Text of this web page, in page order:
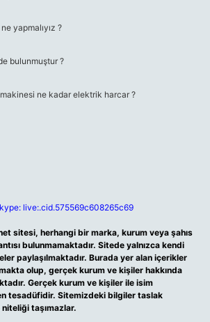
ne yapmalıyız ?
bulunmuştur ?
ne kadar elektrik harcar ?
live:.cid.575569c608265c69
sitesi, herhangi bir marka, kurum veya şahıs
bulunmamaktadır. Sitede yalnızca kendi
paylaşılmaktadır. Burada yer alan içerikler
olup, gerçek kurum ve kişiler hakkında
Gerçek kurum ve kişiler ile isim
tesadüfidir. Sitemizdeki bilgiler taslak
taşımazlar.